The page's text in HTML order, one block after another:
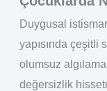
Duygusal
yapısında çeşitli
olumsuz
değersizlik